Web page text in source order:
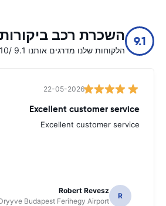
9.1 השכרת רכב ביקורות
הלקוחות שלנו מדרגים אותנו 9.1 /10 מתוך 12842
22-05-2026
Excellent customer service
Excellent customer service
R
Robert Revesz
Budapest Ferihegy Airport